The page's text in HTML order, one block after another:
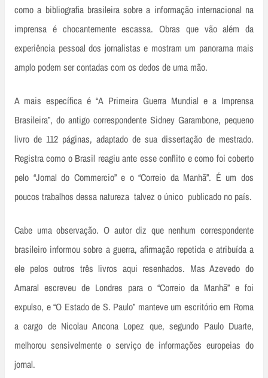
como a bibliografia brasileira sobre a informação internacional na
imprensa é chocantemente escassa. Obras que vão além da
experiência pessoal dos jornalistas e mostram um panorama mais
amplo podem ser contadas com os dedos de uma mão.
A mais específica é “A Primeira Guerra Mundial e a Imprensa
Brasileira”, do antigo correspondente Sidney Garambone, pequeno
livro de 112 páginas, adaptado de sua dissertação de mestrado.
Registra como o Brasil reagiu ante esse conflito e como foi coberto
pelo “Jornal do Commercio” e o “Correio da Manhã”. É um dos
poucos trabalhos dessa natureza ­ talvez o único ­ publicado no país.
Cabe uma observação. O autor diz que nenhum correspondente
brasileiro informou sobre a guerra, afirmação repetida e atribuída a
ele pelos outros três livros aqui resenhados. Mas Azevedo do
Amaral escreveu de Londres para o “Correio da Manhã” e foi
expulso, e “O Estado de S. Paulo” manteve um escritório em Roma
a cargo de Nicolau Ancona Lopez que, segundo Paulo Duarte,
melhorou sensivelmente o serviço de informações europeias do
jornal.